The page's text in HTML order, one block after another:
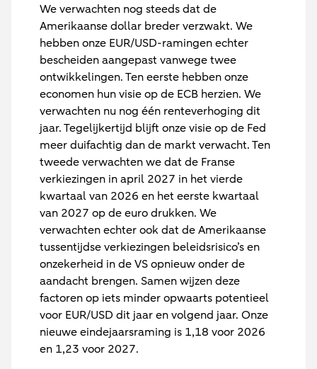
We verwachten nog steeds dat de
Amerikaanse dollar breder verzwakt. We
hebben onze EUR/USD-ramingen echter
bescheiden aangepast vanwege twee
ontwikkelingen. Ten eerste hebben onze
economen hun visie op de ECB herzien. We
verwachten nu nog één renteverhoging dit
jaar. Tegelijkertijd blijft onze visie op de Fed
meer duifachtig dan de markt verwacht. Ten
tweede verwachten we dat de Franse
verkiezingen in april 2027 in het vierde
kwartaal van 2026 en het eerste kwartaal
van 2027 op de euro drukken. We
verwachten echter ook dat de Amerikaanse
tussentijdse verkiezingen beleidsrisico’s en
onzekerheid in de VS opnieuw onder de
aandacht brengen. Samen wijzen deze
factoren op iets minder opwaarts potentieel
voor EUR/USD dit jaar en volgend jaar. Onze
nieuwe eindejaarsraming is 1,18 voor 2026
en 1,23 voor 2027.